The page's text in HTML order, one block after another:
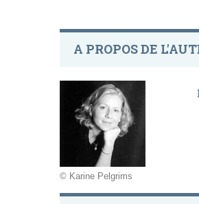
A PROPOS DE
© Karine Pelgrims